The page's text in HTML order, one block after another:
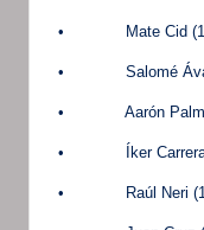
• Mate Cid (11
• Salomé
• Aarón Palma
• Íker Carrera
• Raúl Neri (14